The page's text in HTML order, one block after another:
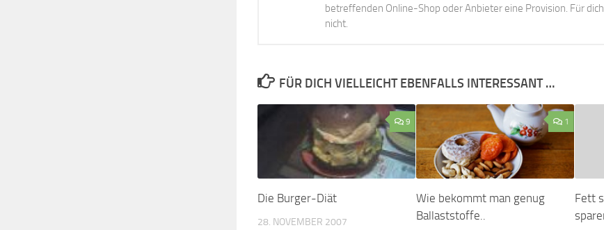
betreffenden Online-Shop oder Anbieter eine Provision. Für
nicht.
FÜR DICH VIELLEICHT EBENFALLS INTERESSANT …
9
Die Burger-Diät
28. NOVEMBER 2007
1
Wie bekommt man genug
Ballaststoffe..
Fett